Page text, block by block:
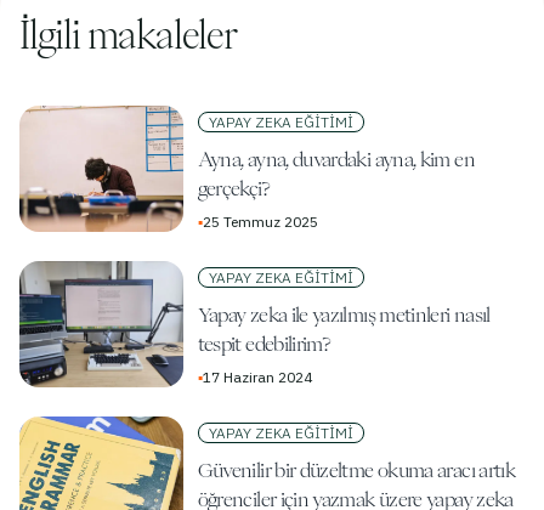
İlgili makaleler
YAPAY ZEKA EĞITIMI
Ayna, ayna, duvardaki ayna, kim en
gerçekçi?
▪25 Temmuz 2025
YAPAY ZEKA EĞITIMI
Yapay zeka ile yazılmış metinleri nasıl
tespit edebilirim?
▪17 Haziran 2024
YAPAY ZEKA EĞITIMI
Güvenilir bir düzeltme okuma aracı artık
öğrenciler için yazmak üzere yapay zeka